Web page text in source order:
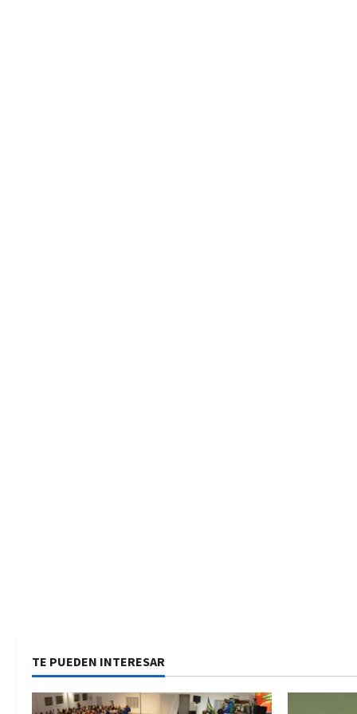
TE PUEDEN INTERESAR